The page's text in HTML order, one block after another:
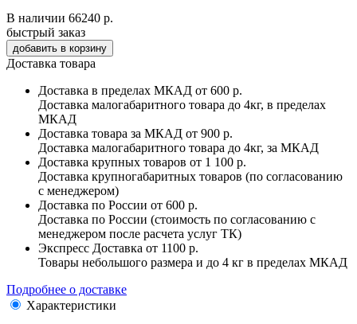
В наличии 66240 р.
быстрый заказ
Доставка товара
Доставка в пределах МКАД от 600 р.
Доставка малогабаритного товара до 4кг, в пределах
МКАД
Доставка товара за МКАД от 900 р.
Доставка малогабаритного товара до 4кг, за МКАД
Доставка крупных товаров от 1 100 р.
Доставка крупногабаритных товаров (по согласованию
с менеджером)
Доставка по России от 600 р.
Доставка по России (стоимость по согласованию с
менеджером после расчета услуг ТК)
Экспресс Доставка от 1100 р.
Товары небольшого размера и до 4 кг в пределах МКАД
Подробнее о доставке
Характеристики